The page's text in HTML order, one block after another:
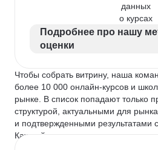
данных
о курсах
Подробнее про нашу
оценки
Чтобы собрать витрину, наша
более 10 000 онлайн-курсов и
рынке. В список попадают только
структурой, актуальными для
и подтвержденными результатами
Каждый курс и школу мы